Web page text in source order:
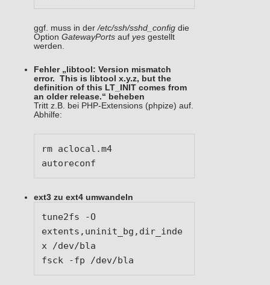
ggf. muss in der /etc/ssh/sshd_configdie
Option GatewayPortsauf yesgestellt
werden.
Fehler „libtool: Version mismatch
error. This is libtool x.y.z, but the
definition of this LT_INIT comes from
an older release.“ beheben
Tritt z.B. bei PHP-Extensions (phpize) auf.
Abhilfe:
rm aclocal.m4
autoreconf
ext3 zu ext4 umwandeln
tune2fs -O
extents,uninit_bg,dir_inde
x /dev/bla
fsck -fp /dev/bla